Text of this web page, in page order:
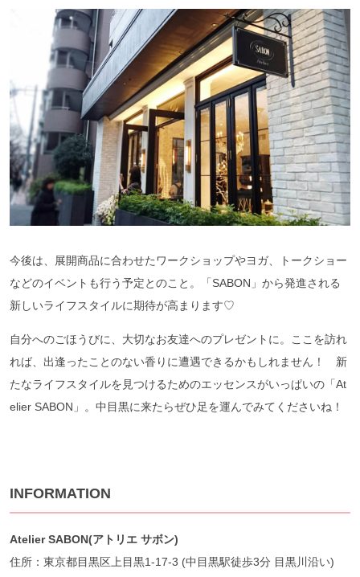
今後は、展開商品に合わせたワークショップやヨガ、トークショー
などのイベントも行う予定とのこと。「SABON」から発進される
新しいライフスタイルに期待が高まります♡
自分へのごほうびに、大切なお友達へのプレゼントに。ここを訪れ
れば、出逢ったことのない香りに遭遇できるかもしれません！ 新
たなライフスタイルを見つけるためのエッセンスがいっぱいの「At
elier SABON」。中目黒に来たらぜひ足を運んでみてくださいね！
INFORMATION
Atelier SABON(アトリエ サボン)
住所：東京都目黒区上目黒1-17-3 (中目黒駅徒歩3分 目黒川沿い)